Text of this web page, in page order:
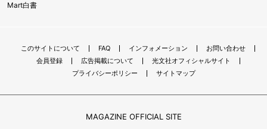
Mart白書
このサイトについて FAQ インフォメーション
お問い合わせ
会員登録
広告掲載について
光文社オフィシャルサイト
プライバシーポリシー
サイトマップ
MAGAZINE OFFICIAL SITE